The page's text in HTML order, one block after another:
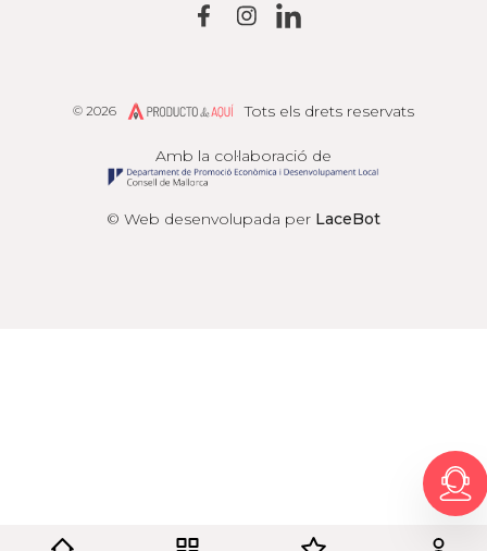
© Web desenvolupada per LaceBot
Amb la col·laboració de
© 2026 Producto de AquíTots els drets reservats